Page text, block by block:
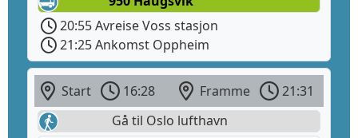
20:55 Avreise Voss stasjon
21:25 Ankomst Oppheim
Start 16:28 Framme
21:31
Gå til Oslo lufthavn